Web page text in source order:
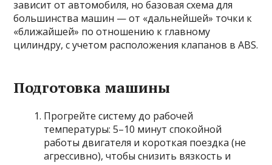
зависит от автомобиля, но базовая схема для
большинства машин — от «дальнейшей» точки к
«ближайшей» по отношению к главному
цилиндру, с учетом расположения клапанов в ABS.
Подготовка машины
Прогрейте систему до рабочей
температуры: 5–10 минут спокойной
работы двигателя и короткая поездка (не
агрессивно), чтобы снизить вязкость и